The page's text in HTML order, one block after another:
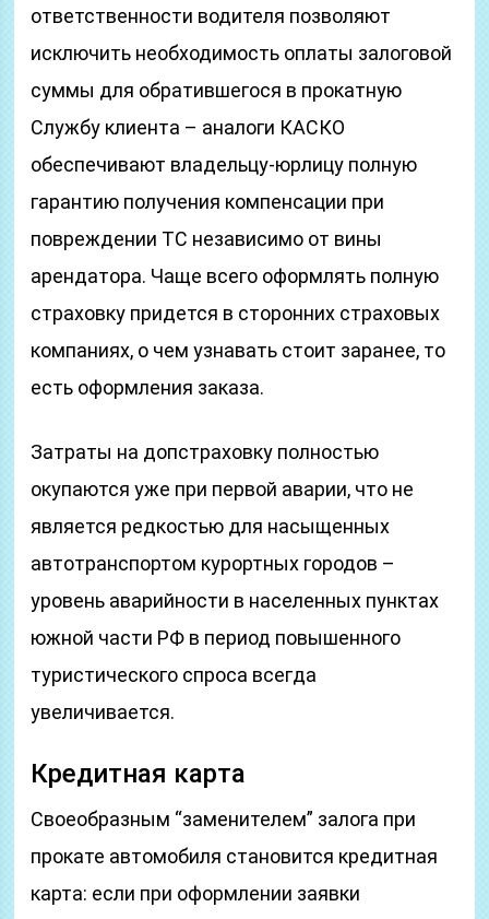
ответственности водителя позволяют
исключить необходимость оплаты залоговой
суммы для обратившегося в прокатную
Службу клиента – аналоги КАСКО
обеспечивают владельцу-юрлицу полную
гарантию получения компенсации при
повреждении ТС независимо от вины
арендатора. Чаще всего оформлять полную
страховку придется в сторонних страховых
компаниях, о чем узнавать стоит заранее, то
есть оформления заказа.
Затраты на допстраховку полностью
окупаются уже при первой аварии, что не
является редкостью для насыщенных
автотранспортом курортных городов –
уровень аварийности в населенных пунктах
южной части РФ в период повышенного
туристического спроса всегда
увеличивается.
Кредитная карта
Своеобразным “заменителем” залога при
прокате автомобиля становится кредитная
карта: если при оформлении заявки